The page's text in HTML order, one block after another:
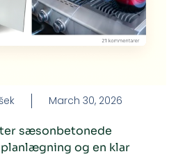
March 30, 2026
sæsonbetonede
og en klar